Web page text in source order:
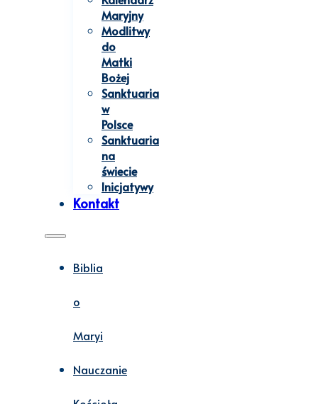
Maryjny
Modlitwy
do
Matki
Bożej
Sanktuaria
w
Polsce
Sanktuaria
na
świecie
Inicjatywy
Kontakt
Biblia
o
Maryi
Nauczanie